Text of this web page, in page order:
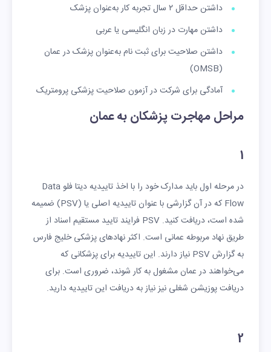
داشتن حداقل ۲ سال تجربه کار به‌عنوان پزشک
داشتن مهارت در زبان انگلیسی یا عربی
داشتن صلاحیت برای ثبت نام به‌عنوان پزشک در عمان
(OMSB)
آمادگی برای شرکت در آزمون صلاحیت پزشکی پرومتریک
مراحل مهاجرت پزشکان به عمان
1
در مرحله اول باید مدارک خود را با اخذ تاییدیه دیتا فلو Data
Flow که در آن گزارشی با عنوان تاییدیه اصلی یا (PSV) ضمیمه
شده است، دریافت کنید. PSV فرایند تایید مستقیم اسناد از
طریق نهاد مربوطه عمانی است. اکثر نهادهای پزشکی خلیج فارس
به گزارش PSV نیاز دارند. این تاییدیه برای پزشکانی که
می‌خواهند در عمان مشغول به کار شوند، ضروری است. برای
دریافت پوزیشن شغلی نیز نیاز به دریافت این تاییدیه دارید.
2